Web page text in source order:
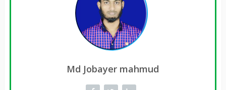
Md Jobayer mahmud